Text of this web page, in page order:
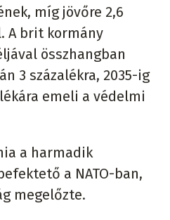
míg jövőre 2,6
A brit kormány
összhangban
3 százalékra, 2035-ig
emeli a védelmi
a harmadik
a NATO-ban,
megelőzte.